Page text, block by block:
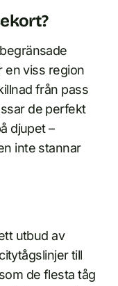
en viss region
från pass
de perfekt
djupet –
inte stannar
utbud av
till
de flesta tåg